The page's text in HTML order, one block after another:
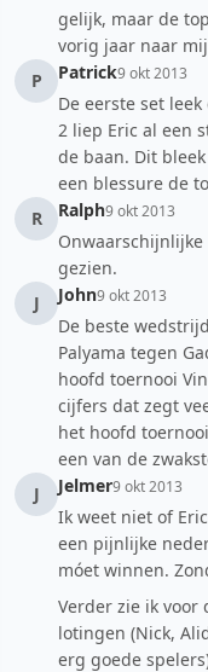
gelijk, maar de
vorig jaar naar
P
Patrick9 okt 2013
De eerste set
2 liep Eric al een
de baan. Dit
een blessure de
R
Ralph9 okt 2013
gezien.
J
John9 okt 2013
De beste
Palyama tegen
hoofd toernooi
cijfers dat zegt
het hoofd
een van de
J
Jelmer9 okt 2013
Ik weet niet of
een pijnlijke
móet winnen.
Verder zie ik voor
lotingen (Nick,
erg goede